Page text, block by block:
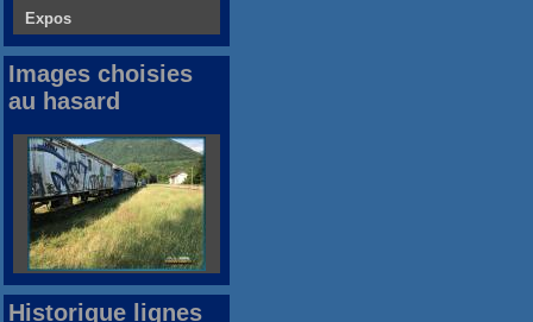
Expos
Images choisies
au hasard
Historique lignes